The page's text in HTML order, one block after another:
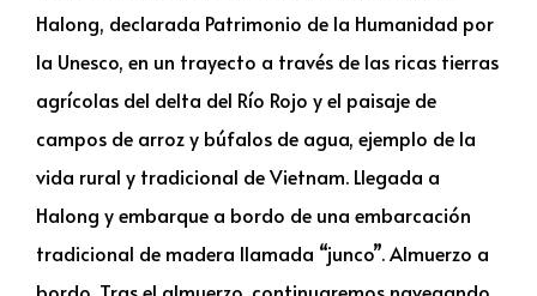
Halong, declarada Patrimonio de la Humanidad por
la Unesco, en un trayecto a través de las ricas tierras
agrícolas del delta del Río Rojo y el paisaje de
campos de arroz y búfalos de agua, ejemplo de la
vida rural y tradicional de Vietnam. Llegada a
Halong y embarque a bordo de una embarcación
tradicional de madera llamada “junco”. Almuerzo a